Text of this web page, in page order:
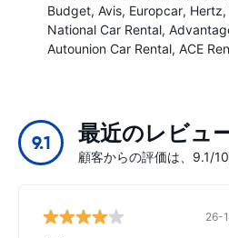
Budget Avis Europcar Hertz
National Car Rental
Autounion Car Rental ACE
9.1 最近のレビュ
顧客からの評価は、9.1/
26-